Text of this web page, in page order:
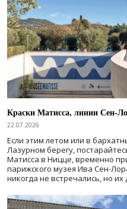
Краски Матисса, линии Сен-
22.07.2026
Если этим летом или в
Лазурном берегу,
Матисса в Ницце, временно
парижского музея Ива Сен-
никогда не встречались, но их